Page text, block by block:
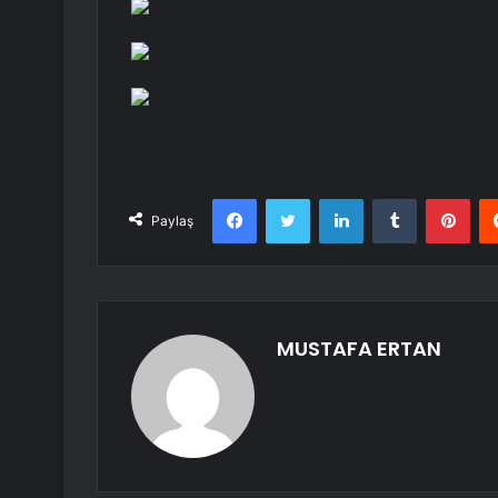
Paylaş
FacebookTwitter LinkedInTumblr
MUSTAFA ERTAN